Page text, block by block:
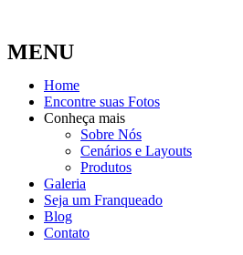
MENU
Home
Encontre suas Fotos
Conheça mais
Sobre Nós
Cenários e Layouts
Produtos
Galeria
Seja um Franqueado
Blog
Contato